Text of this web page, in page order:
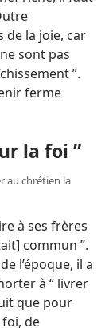
de la joie, car
sont pas
”.
ferme
la foi ”
au chrétien la
à ses frères
commun ”.
l’époque, il a
à “ livrer
que pour
de